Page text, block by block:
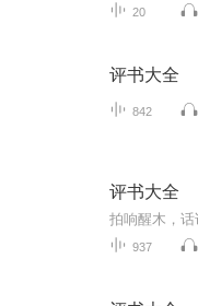
20
评书大全
842
评书大全
937